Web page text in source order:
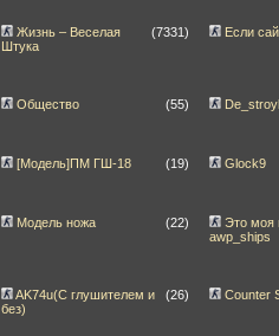
Жизнь – Веселая
Штука
(7331) Если
Общество (55)
[Модель]ПМ ГШ-18 (19) Glock9
Модель ножа (22)
Это моя
awp_ships
AK74u(С глушителем и
без)
(26) Counter